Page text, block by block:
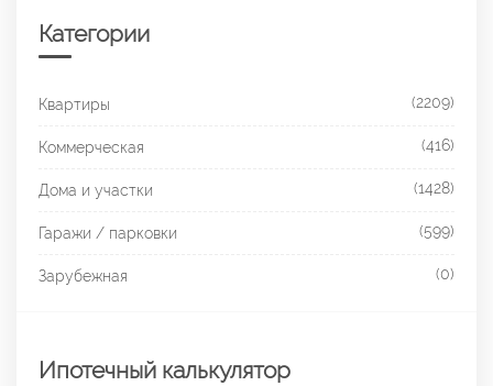
Категории
Квартиры (2209)
Коммерческая (416)
Дома и участки (1428)
Гаражи / парковки (599)
Зарубежная (0)
Ипотечный калькулятор